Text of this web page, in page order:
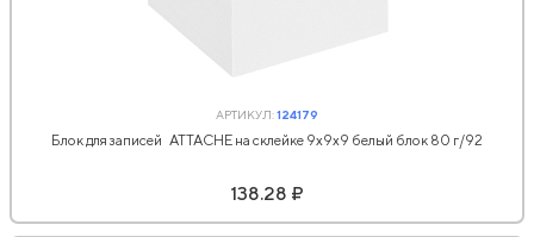
АРТИКУЛ:124179
Блок для записей ATTACHE на склейке 9х9х9 белый блок 80 г/92
138.28 ₽